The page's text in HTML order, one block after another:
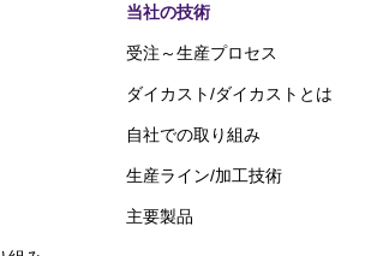
当社の技術
受注～生産プロセス
ダイカスト/ダイカストとは
自社での取り組み
生産ライン/加工技術
主要製品